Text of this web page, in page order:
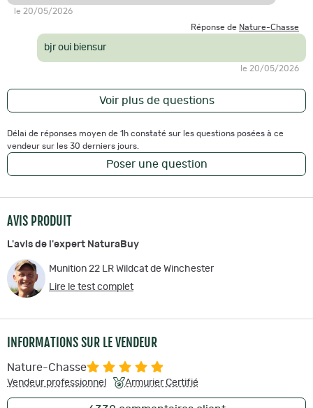
munition utilisée.
La vente des armes des catégories 5 à canon rayé et 7 (catégorie à
laquelle se rattachent de nombreuses armes de calibre 22 L.R.) doit
être inscrite sur le registre de l'armurier, avec relevé de l'identité de
le 20/05/2026
Réponse de Nature-Chasse
bjr oui biensur
le 20/05/2026
Voir plus de questions
Délai de réponses moyen de 1h constaté sur les questions posées à ce
vendeur sur les 30 derniers jours.
Poser une question
AVIS PRODUIT
L'avis de l'expert NaturaBuy
Munition 22 LR Wildcat de Winchester
Lire le test complet
INFORMATIONS SUR LE VENDEUR
Nature-Chasse
Vendeur professionnel Armurier Certifié